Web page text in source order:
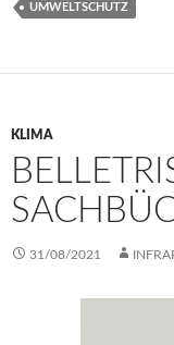
UMWELTSCHUTZ
KLIMA
31/08/2021